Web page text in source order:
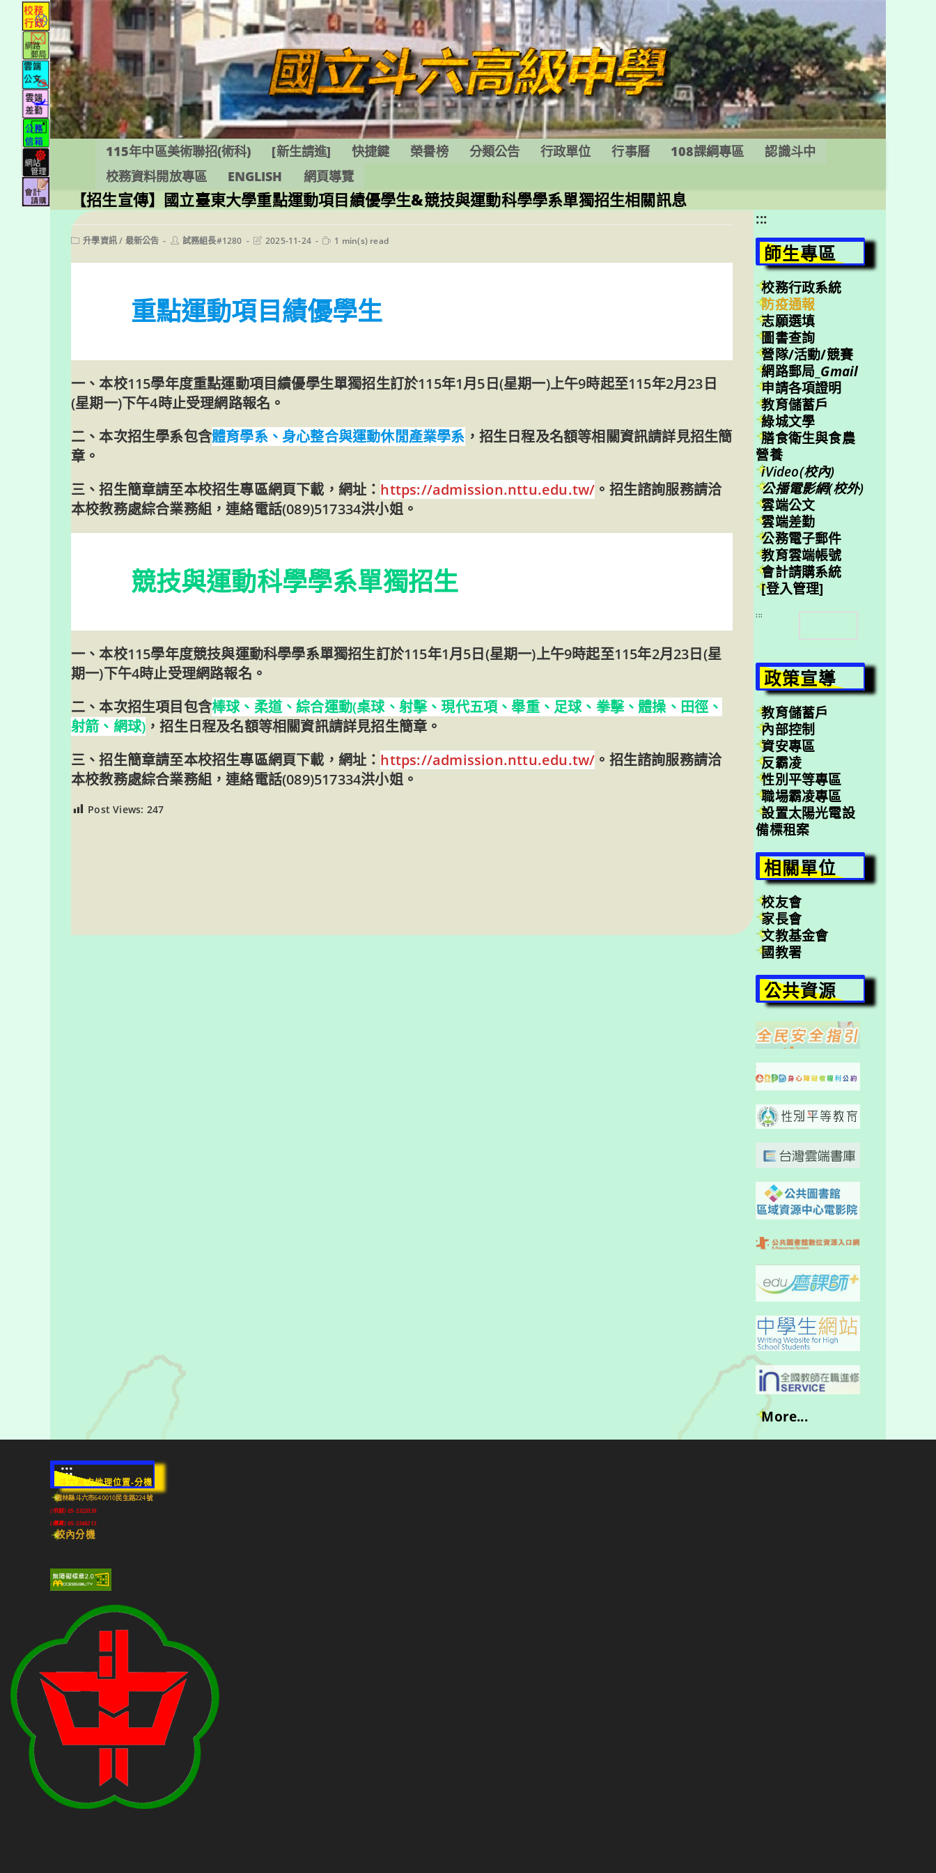
115年中區美術聯招(術科) [新生請進] 快捷鍵 榮譽榜 分類公告 行政單位 行事曆 108課綱專區
認識斗中
校務資料開放專區
ENGLISH 網頁導覽
【招生宣傳】國立臺東大學重點運動項目績優學生&競技與運動科學學系單獨招生相關訊息
Post升學資訊/ 最新公告
Post試務組長#1280
Post
modified:
2025-11-24
Reading
1 min(s) read
重點運動項目績優學生
一、本校115學年度重點運動項目績優學生單獨招生訂於115年1月5日(星期一)上午9時起至115年2月23日
(星期一)下午4時止受理網路報名。
二、本次招生學系包含體育學系、身心整合與運動休閒產業學系 ，招生日程及名額等相關資訊請詳見招生簡
章。
三、招生簡章請至本校招生專區網頁下載，網址： https://admission.nttu.edu.tw/ 。招生諮詢服務請洽
本校教務處綜合業務組，連絡電話(089)517334洪小姐。
競技與運動科學學系單獨招生
一、本校115學年度競技與運動科學學系單獨招生訂於115年1月5日(星期一)上午9時起至115年2月23日(星
期一)下午4時止受理網路報名。
二、本次招生項目包含棒球、柔道、綜合運動(桌球、射擊、現代五項、舉重、足球、拳擊、體操、田徑、
射箭、網球) ，招生日程及名額等相關資訊請詳見招生簡章。
三、招生簡章請至本校招生專區網頁下載，網址： https://admission.nttu.edu.tw/ 。招生諮詢服務請洽
本校教務處綜合業務組，連絡電話(089)517334洪小姐。
Post Views: 247
:::
師生專區
校務行政系統
防疫通報
志願選填
圖書查詢
營隊/活動/競賽
網路郵局_ Gmail
申請各項證明
教育儲蓄戶
綠城文學
膳食衛生與食農
營養
iVideo(校內)
公播電影網(校外)
雲端公文
雲端差勤
公務電子郵件
教育雲端帳號
會計請購系統
[登入管理]
:::
搜
尋
政策宣導
教育儲蓄戶
內部控制
資安專區
反霸凌
性別平等專區
職場霸凌專區
設置太陽光電設
備標租案
相關單位
校友會
家長會
文教基金會
國教署
公共資源
More...
:::
斗六高中地理位置-分機
雲林縣斗六市640010民生路224號
(市話) 05-5322039
(傳真) 05-5348213
校內分機